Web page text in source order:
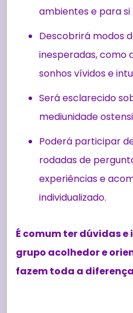
ambientes e para si
Descobrirá modos
inesperadas, como
sonhos vívidos e
Será esclarecido
mediunidade
Poderá participar
rodadas de
experiências e
individualizado.
É comum ter dúvidas
grupo acolhedor e
fazem toda a